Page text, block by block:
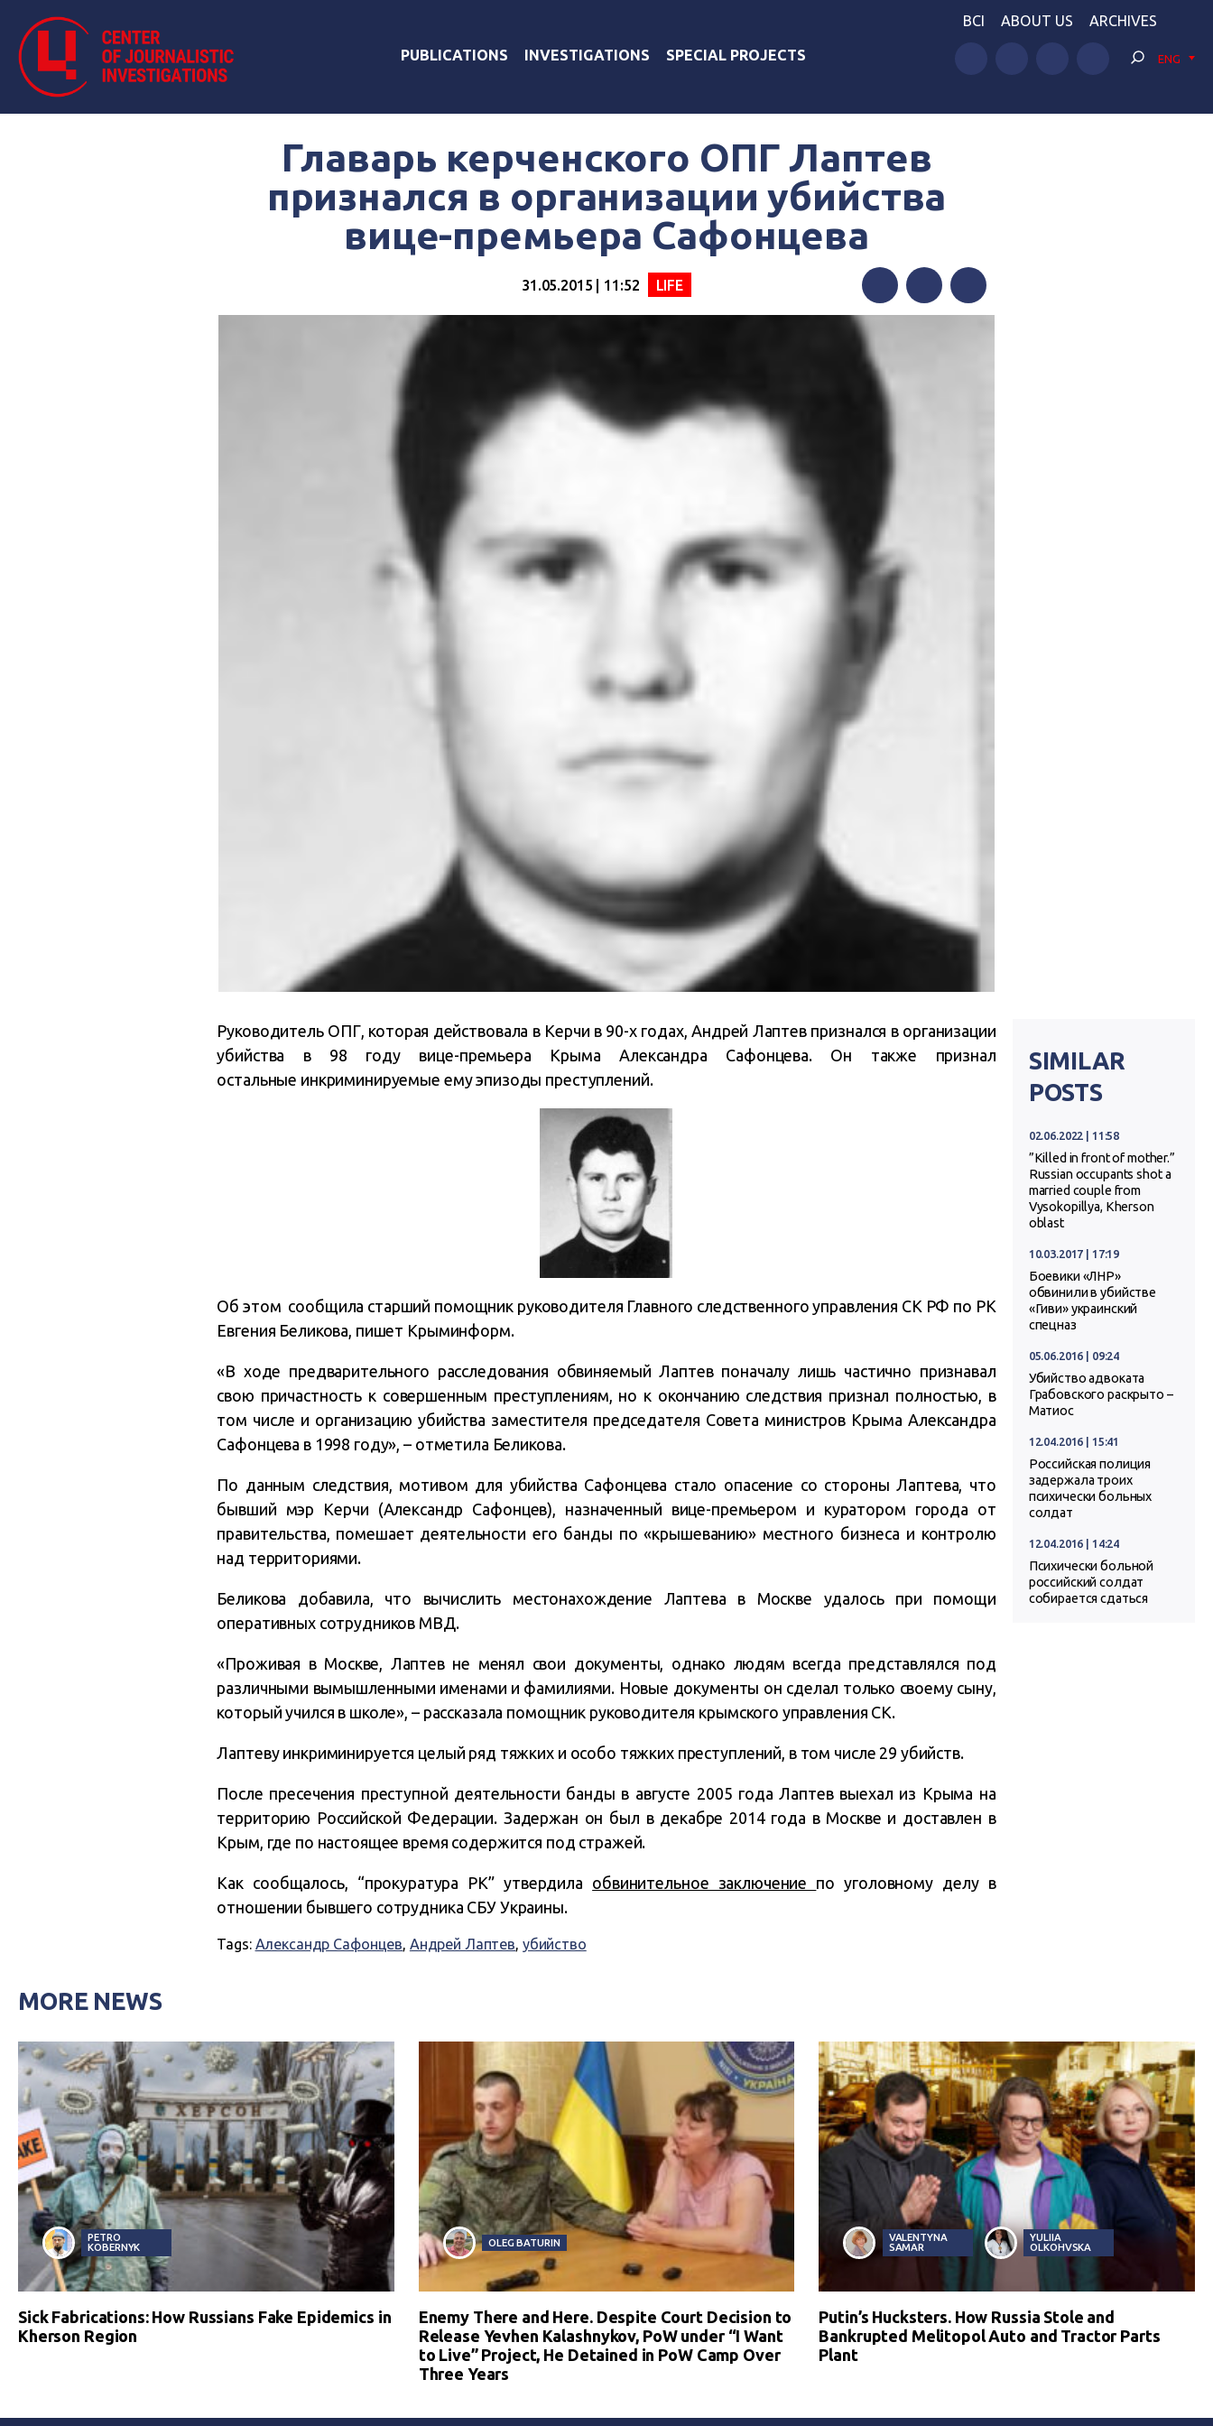
PUBLICATIONS INVESTIGATIONS SPECIAL PROJECTS
BCI ABOUT US ARCHIVES
ENG
Главарь керченского ОПГ Лаптев
признался в организации убийства
вице-премьера Сафонцева
31.05.2015 | 11:52 LIFE
Facebook
Руководитель ОПГ, которая действовала в Керчи в 90-х годах, Андрей Лаптев признался в организации
убийства в 98 году вице-премьера Крыма Александра Сафонцева. Он также признал
остальные инкриминируемые ему эпизоды преступлений.
Об этом сообщила старший помощник руководителя Главного следственного управления СК РФ по РК
Евгения Беликова, пишет Крыминформ.
«В ходе предварительного расследования обвиняемый Лаптев поначалу лишь частично признавал
свою причастность к совершенным преступлениям, но к окончанию следствия признал полностью, в
том числе и организацию убийства заместителя председателя Совета министров Крыма Александра
Сафонцева в 1998 году», – отметила Беликова.
По данным следствия, мотивом для убийства Сафонцева стало опасение со стороны Лаптева, что
бывший мэр Керчи (Александр Сафонцев), назначенный вице-премьером и куратором города от
правительства, помешает деятельности его банды по «крышеванию» местного бизнеса и контролю
над территориями.
Беликова добавила, что вычислить местонахождение Лаптева в Москве удалось при помощи
оперативных сотрудников МВД.
«Проживая в Москве, Лаптев не менял свои документы, однако людям всегда представлялся под
различными вымышленными именами и фамилиями. Новые документы он сделал только своему сыну,
который учился в школе», – рассказала помощник руководителя крымского управления СК.
Лаптеву инкриминируется целый ряд тяжких и особо тяжких преступлений, в том числе 29 убийств.
После пресечения преступной деятельности банды в августе 2005 года Лаптев выехал из Крыма на
территорию Российской Федерации. Задержан он был в декабре 2014 года в Москве и доставлен в
Крым, где по настоящее время содержится под стражей.
Как сообщалось, “прокуратура РК” утвердила обвинительное заключение по уголовному делу в
отношении бывшего сотрудника СБУ Украины.
Tags: Александр Сафонцев, Андрей Лаптев, убийство
SIMILAR
POSTS
02.06.2022 | 11:58
”Killed in front of mother.”
Russian occupants shot a
married couple from
Vysokopillya, Kherson
oblast
10.03.2017 | 17:19
Боевики «ЛНР»
обвинили в убийстве
«Гиви» украинский
спецназ
05.06.2016 | 09:24
Убийство адвоката
Грабовского раскрыто –
Матиос
12.04.2016 | 15:41
Российская полиция
задержала троих
психически больных
солдат
12.04.2016 | 14:24
Психически больной
российский солдат
собирается сдаться
MORE NEWS
PETRO
KOBERNYK
Sick Fabrications: How Russians Fake Epidemics in
Kherson Region
OLEG BATURIN
Enemy There and Here. Despite Court Decision to
Release Yevhen Kalashnykov, PoW under “I Want
to Live” Project, He Detained in PoW Camp Over
Three Years
VALENTYNA
SAMAR
YULIIA
OLKOHVSKA
Putin’s Hucksters. How Russia Stole and
Bankrupted Melitopol Auto and Tractor Parts
Plant